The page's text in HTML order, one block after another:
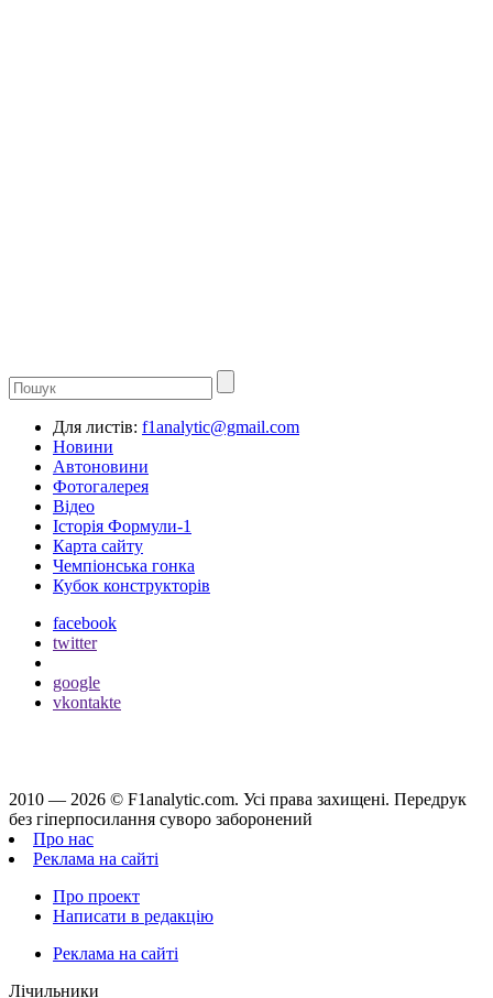
Для листів: f1analytic@gmail.com
Новини
Автоновини
Фотогалерея
Відео
Історія Формули-1
Карта сайту
Чемпіонська гонка
Кубок конструкторів
facebook
twitter
google
vkontakte
2010 — 2026 © F1analytic.com. Усi права захищенi. Передрук
без гіперпосилання суворо заборонений
Про нас
Реклама на сайті
Про проект
Написати в редакцію
Реклама на сайті
Лічильники